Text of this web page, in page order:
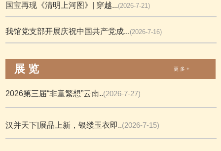
国宝再现《清明上河图》| 穿越...(2026-7-21)
我馆党支部开展庆祝中国共产党成...(2026-7-16)
展 览 更 多 +
2026第三届“非童繁想”云南..(2026-7-27)
汉并天下|展品上新，银缕玉衣即..(2026-7-15)